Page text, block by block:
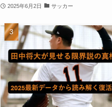
2025年6月2日 サッカー